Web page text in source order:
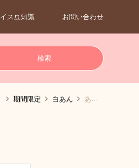
ス豆知識 お問い合わせ
期間限定 白あん あいすまんじゅう Dessert 塩バニラ